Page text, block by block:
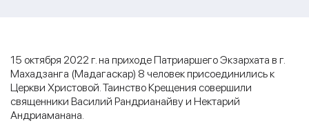
15 октября 2022 г. на приходе Патриаршего Экзархата в г.
Махадзанга (Мадагаскар) 8 человек присоединились к
Церкви Христовой. Таинство Крещения совершили
священники Василий Рандрианайву и Нектарий
Андриаманана.